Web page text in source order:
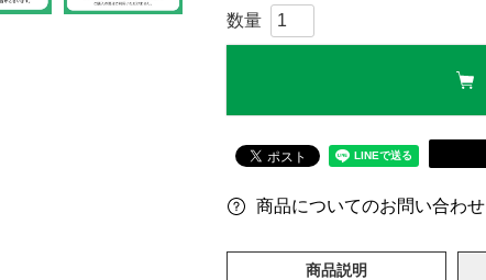
商品についてのお問い合わせ
商品説明